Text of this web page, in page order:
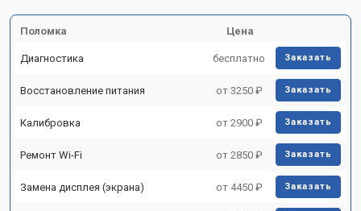
Поломка Цена
Диагностика бесплатно Заказать
Восстановление питания от 3250 ₽ Заказать
Калибровка от 2900 ₽ Заказать
Ремонт Wi-Fi от 2850 ₽ Заказать
Замена дисплея (экрана) от 4450 ₽ Заказать